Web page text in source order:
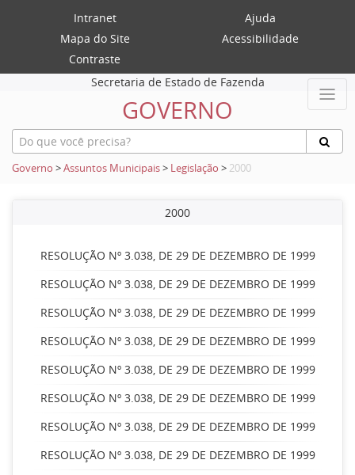
Intranet
Ajuda
Mapa do Site
Acessibilidade
Contraste
Secretaria de Estado de Fazenda
GOVERNO
Governo >Assuntos Municipais> Legislação > 2000
2000
RESOLUÇÃO Nº 3.038, DE 29 DE DEZEMBRO DE 1999
RESOLUÇÃO Nº 3.038, DE 29 DE DEZEMBRO DE 1999
RESOLUÇÃO Nº 3.038, DE 29 DE DEZEMBRO DE 1999
RESOLUÇÃO Nº 3.038, DE 29 DE DEZEMBRO DE 1999
RESOLUÇÃO Nº 3.038, DE 29 DE DEZEMBRO DE 1999
RESOLUÇÃO Nº 3.038, DE 29 DE DEZEMBRO DE 1999
RESOLUÇÃO Nº 3.038, DE 29 DE DEZEMBRO DE 1999
RESOLUÇÃO Nº 3.038, DE 29 DE DEZEMBRO DE 1999